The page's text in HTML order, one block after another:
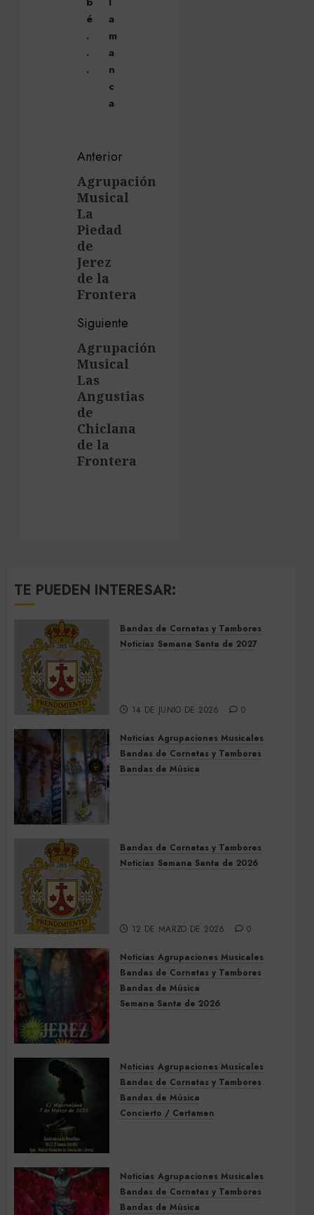
é
.
.
.
a
m
a
n
c
a
Navegación
de
entradas
Anterior
Entrada
anterior:
Agrupación
Musical
La
Piedad
de
Jerez
de la
Frontera
Siguiente
Siguiente
entrada:
Agrupación
Musical
Las
Angustias
de
Chiclana
de la
Frontera
TE PUEDEN INTERESAR:
Bandas de Cornetas y Tambores
Noticias Semana Santa de 2027
14 DE JUNIO DE 2026 0
Noticias Agrupaciones Musicales
Bandas de Cornetas y Tambores
Bandas de Música
9 DE MAYO DE 2026 0
Bandas de Cornetas y Tambores
Noticias Semana Santa de 2026
12 DE MARZO DE 2026 0
Noticias Agrupaciones Musicales
Bandas de Cornetas y Tambores
Bandas de Música
Semana Santa de 2026
5 DE MARZO DE 2026 0
Noticias Agrupaciones Musicales
Bandas de Cornetas y Tambores
Bandas de Música
Concierto / Certamen
Noticias Agrupaciones Musicales
Bandas de Cornetas y Tambores
Bandas de Música